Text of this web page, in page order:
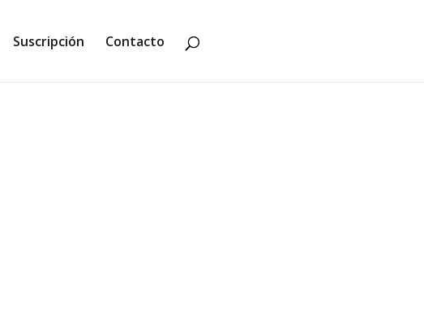
Suscripción Contacto